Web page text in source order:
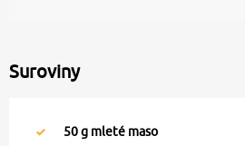
Suroviny
50g mleté maso